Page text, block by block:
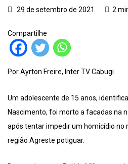
29 de setembro de 2021 2
Compartilhe
Por Ayrton Freire, Inter TV Cabugi
Um adolescente de 15 anos,
Nascimento, foi morto a facadas na
após tentar impedir um homicídio no
região Agreste potiguar.